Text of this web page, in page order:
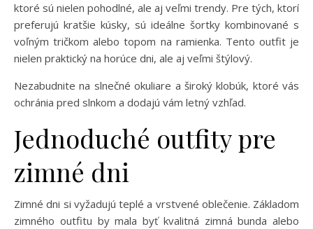
ktoré sú nielen pohodlné, ale aj veľmi trendy. Pre tých, ktorí
preferujú kratšie kúsky, sú ideálne šortky kombinované s
voľným tričkom alebo topom na ramienka. Tento outfit je
nielen praktický na horúce dni, ale aj veľmi štýlový.
Nezabudnite na slnečné okuliare a široký klobúk, ktoré vás
ochránia pred slnkom a dodajú vám letný vzhľad.
Jednoduché outfity pre
zimné dni
Zimné dni si vyžadujú teplé a vrstvené oblečenie. Základom
zimného outfitu by mala byť kvalitná zimná bunda alebo